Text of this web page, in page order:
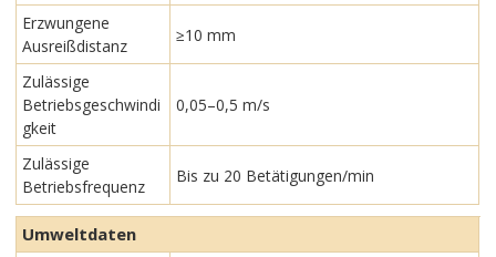
Erzwungene
Ausreißdistanz
≥10 mm
Zulässige
Betriebsgeschwindi
gkeit
0,05–0,5 m/s
Zulässige
Betriebsfrequenz
Bis zu 20 Betätigungen/min
Umweltdaten